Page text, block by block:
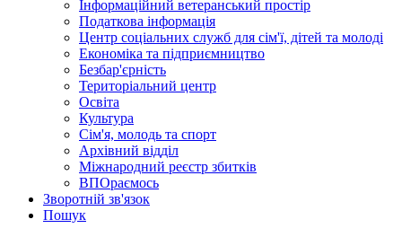
Інформаційний ветеранський простір
Податкова інформація
Центр соціальних служб для сім'ї, дітей та молоді
Економіка та підприємництво
Безбар'єрність
Територіальний центр
Освіта
Культура
Сім'я, молодь та спорт
Архівний відділ
Міжнародний реєстр збитків
ВПОраємось
Зворотній зв'язок
Пошук